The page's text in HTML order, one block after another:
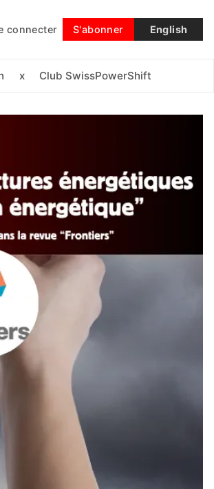
connecter S'abonner English
x Club SwissPowerShift
Suivre